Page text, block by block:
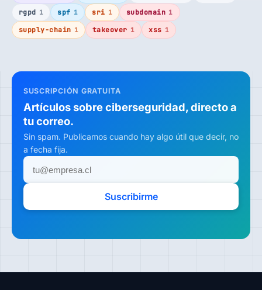
rgpd 1 spf 1 sri 1 subdomain 1
supply-chain 1 takeover 1 xss 1
SUSCRIPCIÓN GRATUITA
Artículos sobre ciberseguridad, directo a
tu correo.
Sin spam. Publicamos cuando hay algo útil que decir, no
a fecha fija.
Suscribirme